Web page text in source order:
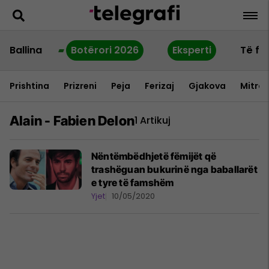
Ballina Botërori 2026 Eksperti Të
Prishtina Prizreni Peja Ferizaj Gjakova
Alain - Fabien Delon1 Artikuj
Nëntëmbëdhjetë fëmijët që
trashëguan bukurinë nga baballarët
e tyre të famshëm
Yjet 10/05/2020